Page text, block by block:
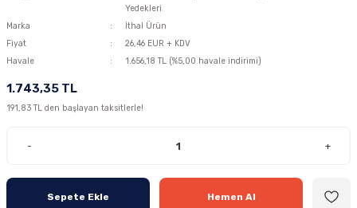
Yedekleri
Marka
İthal Ürün
Fiyat
26,46 EUR + KDV
Havale
1.656,18 TL (%5,00 havale indirimi)
1.743,35 TL
191,83 TL den başlayan taksitlerle!
- +
Sepete Ekle Hemen Al